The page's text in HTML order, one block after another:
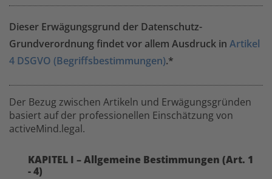
Dieser Erwägungsgrund der Datenschutz-
Grundverordnung findet vor allem Ausdruck in Artikel
4 DSGVO (Begriffsbestimmungen).*
Der Bezug zwischen Artikeln und Erwägungsgründen
basiert auf der professionellen Einschätzung von
activeMind.legal.
KAPITEL I – Allgemeine Bestimmungen (Art. 1
- 4)